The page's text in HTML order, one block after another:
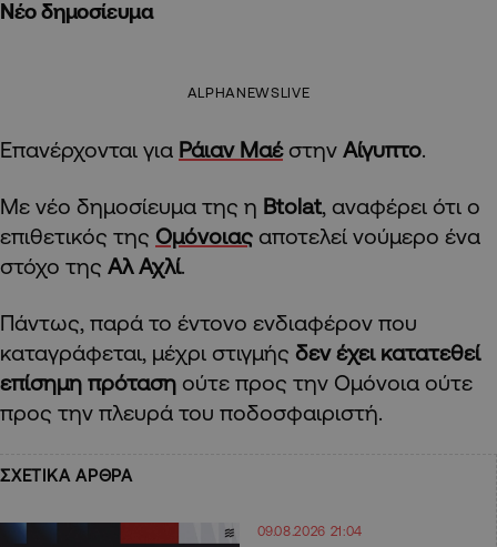
Νέο δημοσίευμα
ALPHANEWSLIVE
Επανέρχονται για Ράιαν Μαέστην Αίγυπτο.
Με νέο δημοσίευμα της η Btolat, αναφέρει ότι ο
επιθετικός της Ομόνοιας αποτελεί νούμερο ένα
στόχο της Αλ Αχλί.
Πάντως, παρά το έντονο ενδιαφέρον που
καταγράφεται, μέχρι στιγμής δεν έχει κατατεθεί
επίσημη πρόταση ούτε προς την Ομόνοια ούτε
προς την πλευρά του ποδοσφαιριστή.
ΣΧΕΤΙΚΑ ΑΡΘΡΑ
09.08.2026 21:04